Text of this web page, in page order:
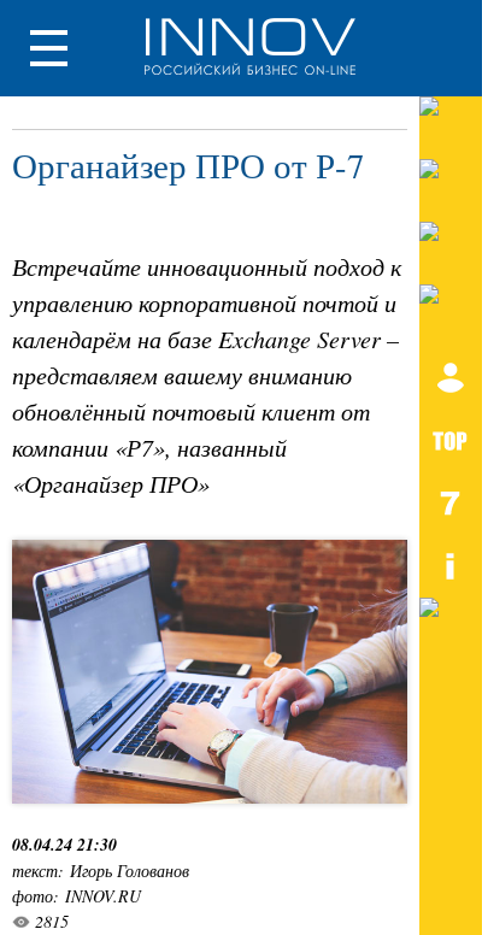
Органайзер ПРО от Р-7
Встречайте инновационный подход к
управлению корпоративной почтой и
календарём на базе Exchange Server –
представляем вашему вниманию
обновлённый почтовый клиент от
компании «Р7», названный
«Органайзер ПРО»
08.04.24 21:30
текст: Игорь Голованов
фото: INNOV.RU
2815